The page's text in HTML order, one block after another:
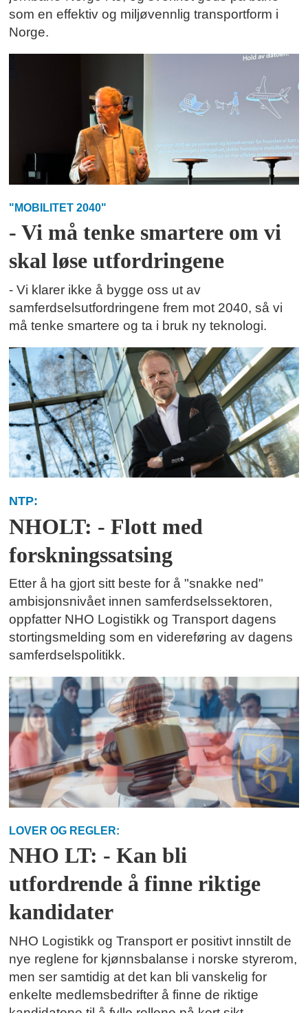
som en effektiv og miljøvennlig transportform i
Norge.
"MOBILITET 2040"
- Vi må tenke smartere om vi
skal løse utfordringene
- Vi klarer ikke å bygge oss ut av
samferdselsutfordringene frem mot 2040, så vi
må tenke smartere og ta i bruk ny teknologi.
NTP:
NHOLT: - Flott med
forskningssatsing
Etter å ha gjort sitt beste for å "snakke ned"
ambisjonsnivået innen samferdselssektoren,
oppfatter NHO Logistikk og Transport dagens
stortingsmelding som en videreføring av dagens
samferdselspolitikk.
LOVER OG REGLER:
NHO LT: - Kan bli
utfordrende å finne riktige
kandidater
NHO Logistikk og Transport er positivt innstilt de
nye reglene for kjønnsbalanse i norske styrerom,
men ser samtidig at det kan bli vanskelig for
enkelte medlemsbedrifter å finne de riktige